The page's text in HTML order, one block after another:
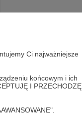
Ci najważniejsze
końcowym i ich
I PRZECHODZĘ